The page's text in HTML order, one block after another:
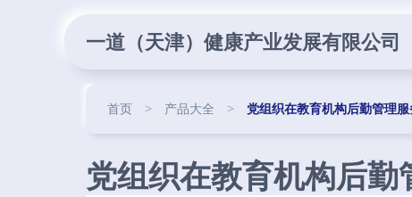
一道（天津）健康产业发展有限公司
首页 > 产品大全 > 党组织在教育机构后勤管理
党组织在教育机构后